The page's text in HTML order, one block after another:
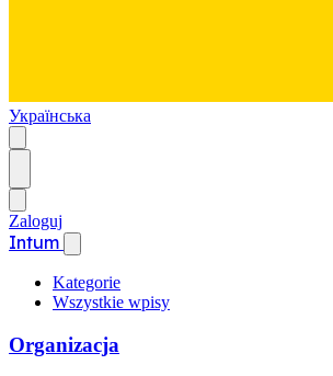
Українська
Zaloguj
Intum
Kategorie
Wszystkie wpisy
Organizacja